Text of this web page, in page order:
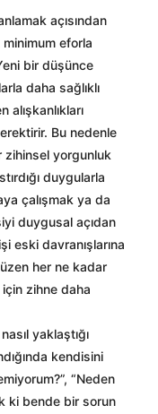
açısından
eforla
bir düşünce
daha sağlıklı
alışkanlıkları
Bu nedenle
yorgunluk
duygularla
çalışmak ya da
duygusal açıdan
eski davranışlarına
her ne kadar
zihne daha
yaklaştığı
kendisini
“Neden
ki bende bir sorun